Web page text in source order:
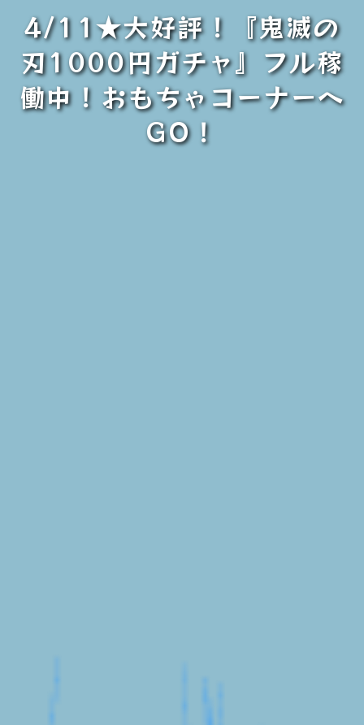
4/11★大好評！『鬼滅の
刃1000円ガチャ』フル稼
働中！おもちゃコーナーへ
GO！